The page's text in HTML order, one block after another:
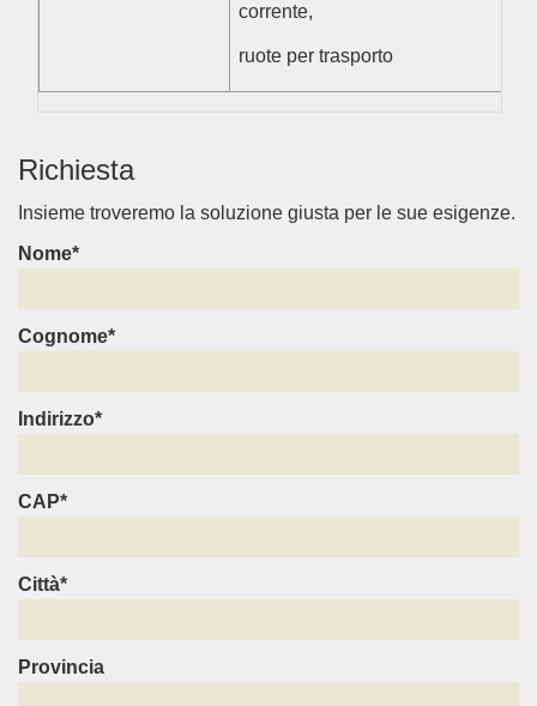
corrente,
ruote per trasporto
Richiesta
Insieme troveremo la soluzione giusta per le sue esigenze.
Nome*
Cognome*
Indirizzo*
CAP*
Città*
Provincia